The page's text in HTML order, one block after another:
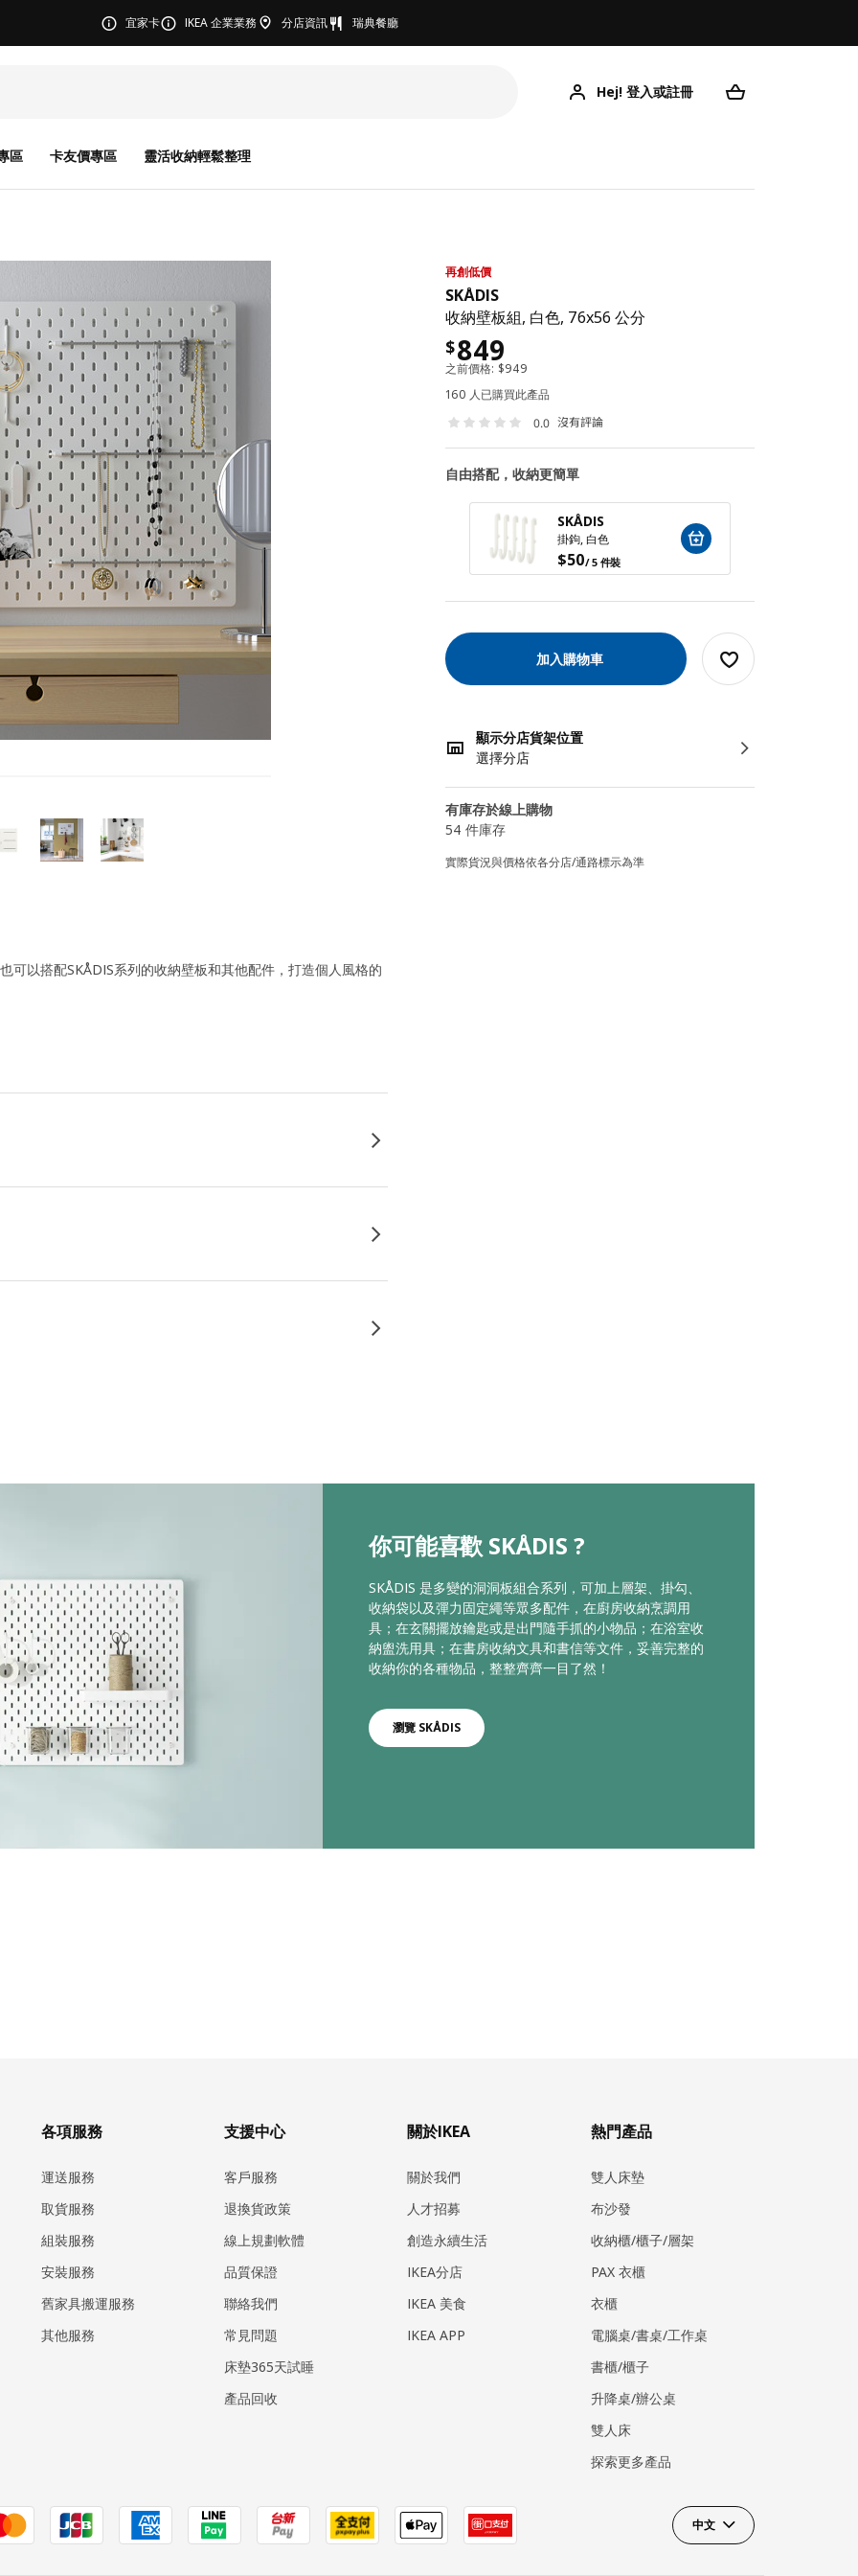
宜家卡 IKEA 企業業務 分店資訊 瑞典餐廳
Hej! 登入或註冊
區 卡友價專區 靈活收納輕鬆整理
再創低價
SKÅDIS
收納壁板組, 白色, 76x56 公分
$849
之前價格: $949
160 人已購買此產品
0.0 沒有評論
自由搭配，收納更簡單
SKÅDIS
掛鉤, 白色
$50/ 5 件裝
加入購物車
顯示分店貨架位置
選擇分店
有庫存於線上購物
54 件庫存
實際貨況與價格依各分店/通路標示為準
可以搭配SKÅDIS系列的收納壁板和其他配件，打造個人風格的
你可能喜歡 SKÅDIS ?
SKÅDIS 是多變的洞洞板組合系列，可加上層架、掛勾、
收納袋以及彈力固定繩等眾多配件，在廚房收納烹調用
具；在玄關擺放鑰匙或是出門隨手抓的小物品；在浴室收
納盥洗用具；在書房收納文具和書信等文件，妥善完整的
收納你的各種物品，整整齊齊一目了然！
瀏覽 SKÅDIS
各項服務
運送服務
取貨服務
組裝服務
安裝服務
​舊家具搬運服務
其他服務
支援中心
客戶服務
退換貨政策
線上規劃軟體
品質保證
聯絡我們
常見問題
床墊365天試睡
產品回收
關於IKEA
關於我們
人才招募
創造永續生活
IKEA分店
IKEA 美食
IKEA APP
熱門產品
雙人床墊
布沙發
收納櫃/櫃子/層架
PAX 衣櫃
衣櫃
電腦桌/書桌/工作桌
書櫃/櫃子
升降桌/辦公桌
雙人床
探索更多產品
中文